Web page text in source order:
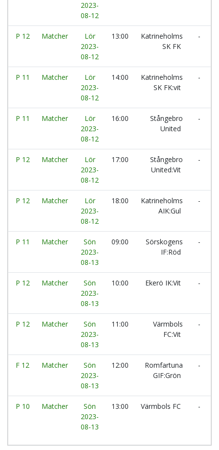
2023-
08-12
P 12 Matcher
Lör
2023-
08-12
13:00
Katrineholms
SK FK
-
P 11 Matcher
Lör
2023-
08-12
14:00
Katrineholms
SK FK:vit
-
P 11 Matcher
Lör
2023-
08-12
16:00
Stångebro
United
-
P 12 Matcher
Lör
2023-
08-12
17:00
Stångebro
United:Vit
-
P 12 Matcher
Lör
2023-
08-12
18:00
Katrineholms
AIK:Gul
-
P 11 Matcher
Sön
2023-
08-13
09:00
Sörskogens
IF:Röd
-
P 12 Matcher
Sön
2023-
08-13
10:00 Ekerö IK:Vit -
P 12 Matcher
Sön
2023-
08-13
11:00
Värmbols
FC:Vit
-
F 12 Matcher
Sön
2023-
08-13
12:00
Romfartuna
GIF:Grön
-
P 10 Matcher
Sön
2023-
08-13
13:00 Värmbols FC -